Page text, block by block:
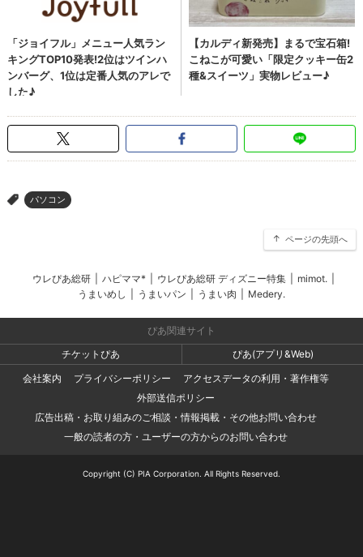
> パソコン
ページの先頭へ
ウレぴあ総研 ハピママ* ウレぴあ総研 ディズニー特集 mimot.
うまいめし
うまいパン うまい肉 Medery.
ぴあ関連サイト
チケットぴあ
ぴあ(アプリ&Web)
会社案内
プライバシーポリシー
アクセスデータの利用・著作権等
外部送信ポリシー
広告出稿・お取り組みのご相談・情報掲載・その他お問い合わせ
一般の読者の方・ユーザーの方からのお問い合わせ
Copyright (C) PIA Corporation. All Rights Reserved.